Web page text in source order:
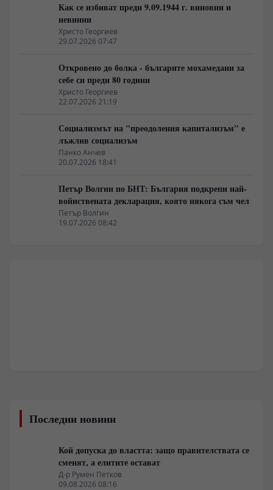
Как се избиват преди 9.09.1944 г. виновни и
невинни
Христо Георгиев
29.07.2026 07:47
Откровено до болка - българите мохамедани за
себе си преди 80 години
Христо Георгиев
22.07.2026 21:19
Социализмът на "преодоления капитализъм" е
лъжлив социализъм
Панко Анчев
20.07.2026 18:41
Петър Волгин по БНТ: България подкрепи най-
войнствената декларация, която някога съм чел
Петър Волгин
19.07.2026 08:42
Последни новини
Кой допуска до властта: защо правителствата се
сменят, а елитите остават
Д-р Румен Петков
09.08.2026 08:16